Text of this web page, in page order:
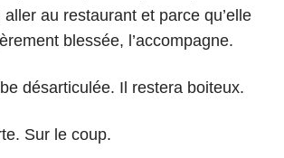
au restaurant et parce qu’elle
blessée, l’accompagne.
désarticulée. Il restera boiteux.
Sur le coup.